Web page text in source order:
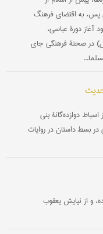
پس، به اقتضای فرهنگ
آغاز دورۀ عباسی،
در صحنۀ فرهنگی جای
دوازده‌گانۀ بنی
در بسط داستان در روایات
و از نیایش یعقوب